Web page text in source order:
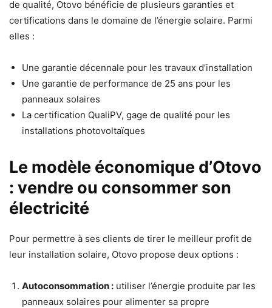
de qualité, Otovo bénéficie de plusieurs garanties et
certifications dans le domaine de l’énergie solaire. Parmi
elles :
Une garantie décennale pour les travaux d’installation
Une garantie de performance de 25 ans pour les
panneaux solaires
La certification QualiPV, gage de qualité pour les
installations photovoltaïques
Le modèle économique d’Otovo
: vendre ou consommer son
électricité
Pour permettre à ses clients de tirer le meilleur profit de
leur installation solaire, Otovo propose deux options :
Autoconsommation : utiliser l’énergie produite par les
panneaux solaires pour alimenter sa propre